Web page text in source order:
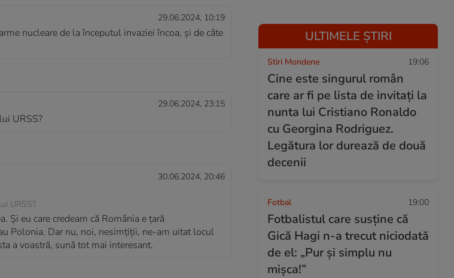
29.06.2024, 10:19
nucleare de la începutul invaziei încoa, și de câte
29.06.2024, 23:15
URSS?
30.06.2024, 20:46
URSS?
Și eu care credeam că România e țară
Polonia. Dar nu, noi, nesimțiții, ne-am uitat locul
a voastră, sună tot mai interesant.
ULTIMELE ȘTIRI
Stiri Mondene 19:06
Cine este singurul român
care ar fi pe lista de invitați la
nunta lui Cristiano Ronaldo
cu Georgina Rodriguez.
Legătura lor durează de două
decenii
Fotbal 19:00
Fotbalistul care susține că
Gică Hagi n-a trecut niciodată
de el: „Pur și simplu nu
mișca!”